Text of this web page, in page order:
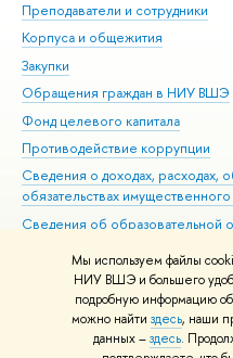
Мы используем файлы
НИУ ВШЭ и большего
подробную информацию
можно найти здесь, наши
данных –здесь.
Преподаватели и сотрудники
Корпуса и общежития
Закупки
Обращения граждан в НИУ ВШЭ
Фонд целевого капитала
Противодействие коррупции
Сведения о доходах, расходах,
обязательствах
Сведения об образовательной
Людям с ограниченными
Единая платежная страница
Работа в Вышке